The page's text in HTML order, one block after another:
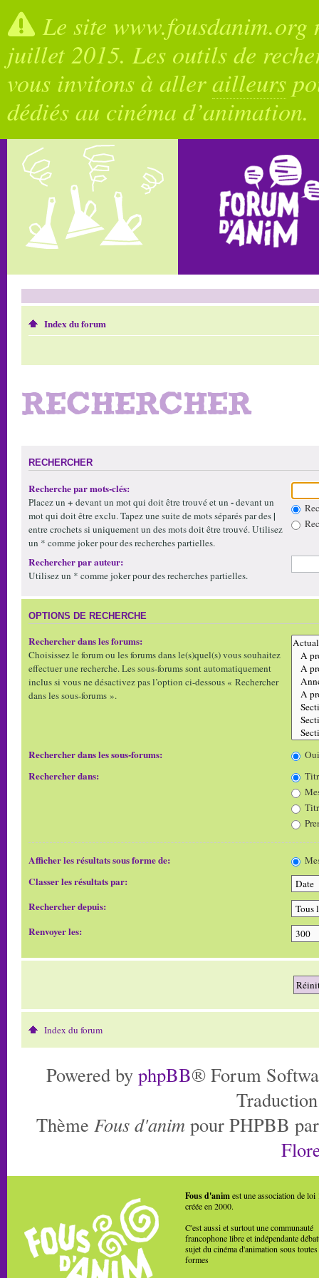
Le site
juillet 2015. Les outils de
vous invitons à allerailleurs
dédiés au cinéma d’animation.
Index du forum
RECHERCHER
RECHERCHER
Recherche par mots-clés:
Placez un + devant un mot qui doit être trouvé et un -devant un
mot qui doit être exclu. Tapez une suite de mots séparés par des|
entre crochets si uniquement un des mots doit être trouvé. Utilisez
un * comme joker pour des recherches partielles.
Rechercher par auteur:
Utilisez un * comme joker pour des recherches partielles.
OPTIONS DE RECHERCHE
Rechercher dans les forums:
Choisissez le forum ou les forums dans le(s)quel(s) vous souhaitez
effectuer une recherche. Les sous-forums sont automatiquement
inclus si vous ne désactivez pas l’option ci-dessous « Rechercher
dans les sous-forums ».
Rechercher dans les sous-forums: Oui
Rechercher dans:
Afficher les résultats sous forme de:
Classer les résultats par:
Rechercher depuis:
Renvoyer les:
Index du forum
Powered by phpBB® Forum
Thème Fous d'anim pour PHPBB
Fous d'animest une association de loi
créée en 2000.
C'est aussi et surtout une communauté
francophone libre et indépendante
sujet du cinéma d'animation sous toutes
formes